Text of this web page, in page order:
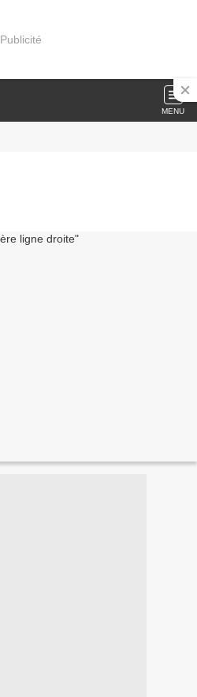
Publicité
MENU